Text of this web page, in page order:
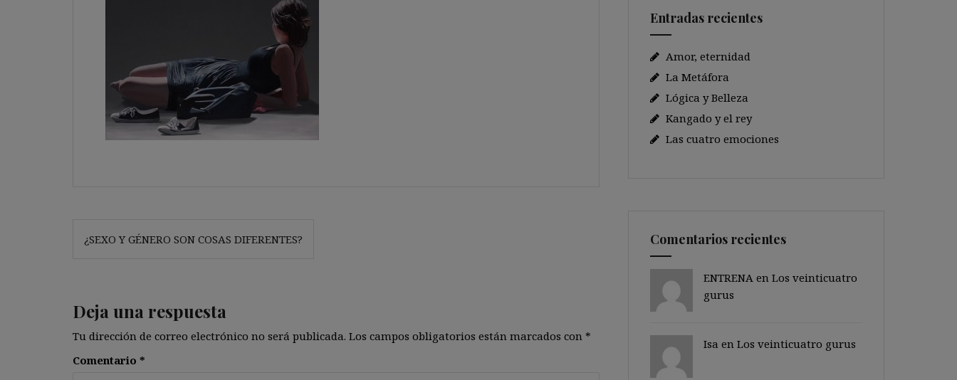
Navegación
de
¿SEXO Y GÉNERO SON COSAS DIFERENTES?
Deja una respuesta
Tu dirección de correo electrónico no será publicada. Los campos obligatorios están marcados con *
Comentario *
Entradas recientes
Amor, eternidad
La Metáfora
Lógica y Belleza
Kangado y el rey
Las cuatro emociones
Comentarios recientes
ENTRENA en Los veinticuatro
gurus
Isa en Los veinticuatro gurus